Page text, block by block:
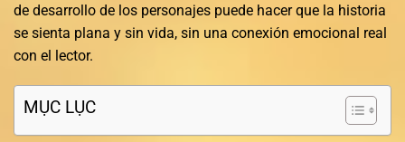
de desarrollo de los personajes puede hacer que la historia
se sienta plana y sin vida, sin una conexión emocional real
con el lector.
MỤC LỤC